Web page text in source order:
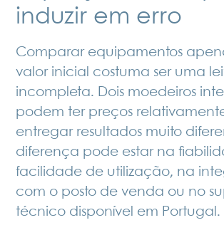
induzir em erro
Comparar equipamentos
valor inicial costuma ser uma
incompleta. Dois moedeiros
podem ter preços
entregar resultados muito
diferença pode estar na
facilidade de utilização, na
com o posto de venda ou no
técnico disponível em Portugal.